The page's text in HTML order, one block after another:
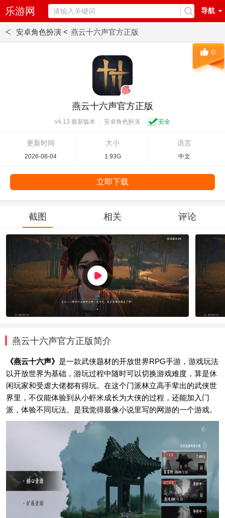
乐游网 导航
< 安卓角色扮演 < 燕云十六声官方正版
燕云十六声官方正版
v4.13 最新版本 安卓角色扮演 安全
更新时间
2026-08-04
大小
1.93G
语言
中文
0
立即下载
截图 相关 评论
燕云十六声官方正版简介
《燕云十六声》 是一款武侠题材的开放世界RPG手游，游戏玩法
以开放世界为基础，游玩过程中随时可以切换游戏难度，算是休
闲玩家和受虐大佬都有得玩。在这个门派林立高手辈出的武侠世
界里，不仅能体验到从小虾米成长为大侠的过程，还能加入门
派，体验不同玩法。是我觉得最像小说里写的网游的一个游戏。